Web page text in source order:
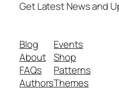
Get Latest News and
Blog
About
FAQs
Authors
Events
Shop
Patterns
Themes